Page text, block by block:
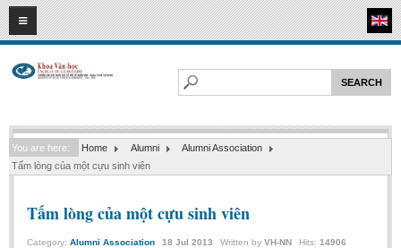
08 2026
HOME
Faculty of Literature
Departments
Department of Literary Theory and Criticism
Department of Foreign Literatures and Comparative Literature
You are here: Home Alumni
Alumni Association
Tấm lòng của một cựu sinh viên
Tấm lòng của một cựu sinh viên
Category: Alumni Association 18 Jul 2013 Written by VH-NN Hits: 14906